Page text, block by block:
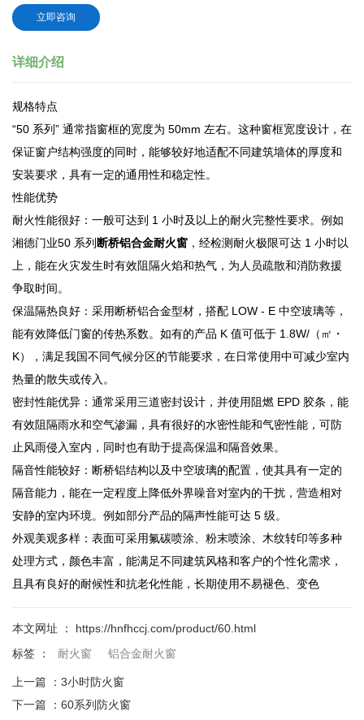
立即咨询
详细介绍
规格特点
“50 系列” 通常指窗框的宽度为 50mm 左右。这种窗框宽度设计，在
保证窗户结构强度的同时，能够较好地适配不同建筑墙体的厚度和
安装要求，具有一定的通用性和稳定性。
性能优势
耐火性能很好：一般可达到 1 小时及以上的耐火完整性要求。例如
湘德门业50 系列 断桥铝合金耐火窗 ，经检测耐火极限可达 1 小时以
上，能在火灾发生时有效阻隔火焰和热气，为人员疏散和消防救援
争取时间。
保温隔热良好：采用断桥铝合金型材，搭配 LOW - E 中空玻璃等，
能有效降低门窗的传热系数。如有的产品 K 值可低于 1.8W/（㎡・
K），满足我国不同气候分区的节能要求，在日常使用中可减少室内
热量的散失或传入。
密封性能优异：通常采用三道密封设计，并使用阻燃 EPD 胶条，能
有效阻隔雨水和空气渗漏，具有很好的水密性能和气密性能，可防
止风雨侵入室内，同时也有助于提高保温和隔音效果。
隔音性能较好：断桥铝结构以及中空玻璃的配置，使其具有一定的
隔音能力，能在一定程度上降低外界噪音对室内的干扰，营造相对
安静的室内环境。例如部分产品的隔声性能可达 5 级。
外观美观多样：表面可采用氟碳喷涂、粉末喷涂、木纹转印等多种
处理方式，颜色丰富，能满足不同建筑风格和客户的个性化需求，
且具有良好的耐候性和抗老化性能，长期使用不易褪色、变色
本文网址 ： https://hnfhccj.com/product/60.html
标签 ：
耐火窗 铝合金耐火窗
上一篇 ： 3小时防火窗
下一篇 ： 60系列防火窗